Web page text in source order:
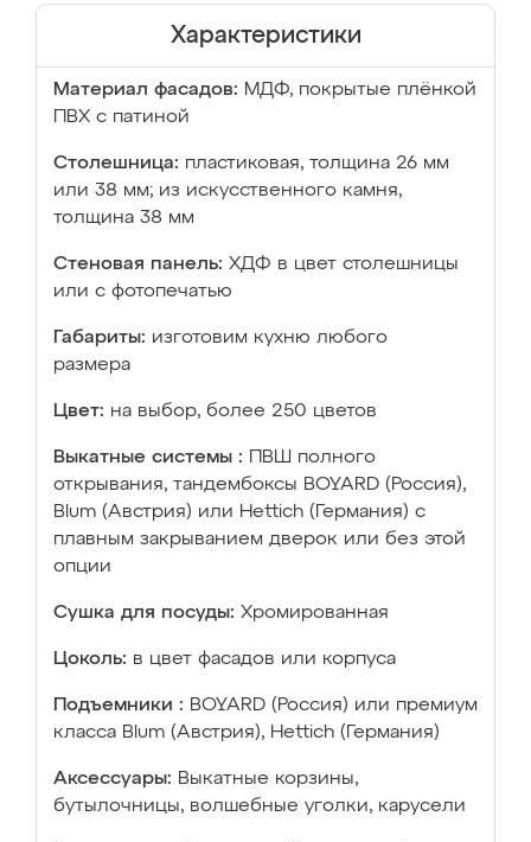
Характеристики
Материал фасадов: МДФ, покрытые плёнкой
ПВХ с патиной
Столешница: пластиковая, толщина 26 мм
или 38 мм; из искусственного камня,
толщина 38 мм
Стеновая панель: ХДФ в цвет столешницы
или с фотопечатью
Габариты: изготовим кухню любого
размера
Цвет: на выбор, более 250 цветов
Выкатные системы :
ПВШ полного
открывания, тандембоксы BOYARD (Россия),
Blum (Австрия) или Hettich (Германия) с
плавным закрыванием дверок или без этой
опции
Сушка для посуды: Хромированная
Цоколь: в цвет фасадов или корпуса
Подъемники : BOYARD (Россия) или премиум
класса Blum (Австрия), Hettich (Германия)
Аксессуары: Выкатные корзины,
бутылочницы, волшебные уголки, карусели